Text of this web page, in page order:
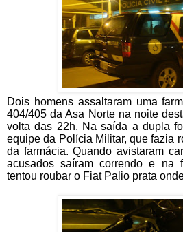
Dois homens assaltaram uma
404/405 da Asa Norte na noite
volta das 22h. Na saída a dupla
equipe da Polícia Militar, que fazia
da farmácia. Quando avistaram
acusados saíram correndo e na
tentou roubar o Fiat Palio prata